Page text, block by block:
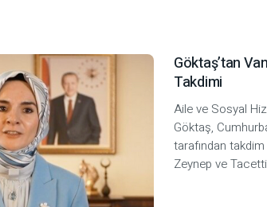
Göktaş’tan
Takdimi
Aile ve Sosyal
Göktaş,
tarafından
Zeynep ve